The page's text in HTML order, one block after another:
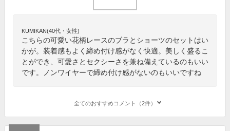
KUMIKAN(40代・女性)
こちらの可愛い花柄レースのブラとショーツのセットはい
かが。装着感もよく締め付け感がなく快適。美しく盛るこ
とができ、可愛さとセクシーさを兼ね備えているのもいい
です。ノンワイヤーで締め付け感がないのもいいですね
全てのおすすめコメント（2件）